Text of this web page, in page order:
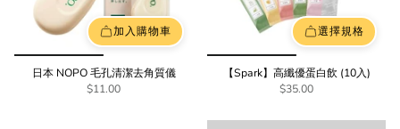
加入購物車
日本 NOPO 毛孔清潔去角質儀
$11.00
選擇規格
【Spark】高纖優蛋白飲 (10入)
$35.00